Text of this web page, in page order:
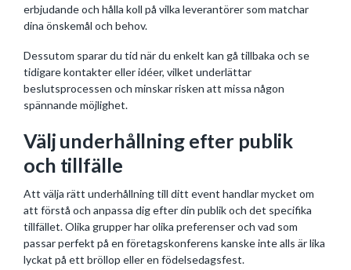
erbjudande och hålla koll på vilka leverantörer som matchar
dina önskemål och behov.
Dessutom sparar du tid när du enkelt kan gå tillbaka och se
tidigare kontakter eller idéer, vilket underlättar
beslutsprocessen och minskar risken att missa någon
spännande möjlighet.
Välj underhållning efter publik
och tillfälle
Att välja rätt underhållning till ditt event handlar mycket om
att förstå och anpassa dig efter din publik och det specifika
tillfället. Olika grupper har olika preferenser och vad som
passar perfekt på en företagskonferens kanske inte alls är lika
lyckat på ett bröllop eller en födelsedagsfest.